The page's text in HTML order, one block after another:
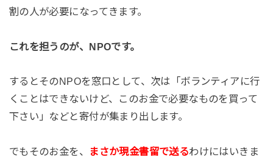
割の人が必要になってきます。
これを担うのが、NPOです。
するとそのNPOを窓口として、次は「ボランティアに行
くことはできないけど、このお金で必要なものを買って
下さい」などと寄付が集まり出します。
でもそのお金を、 まさか現金書留で送るわけにはいきま